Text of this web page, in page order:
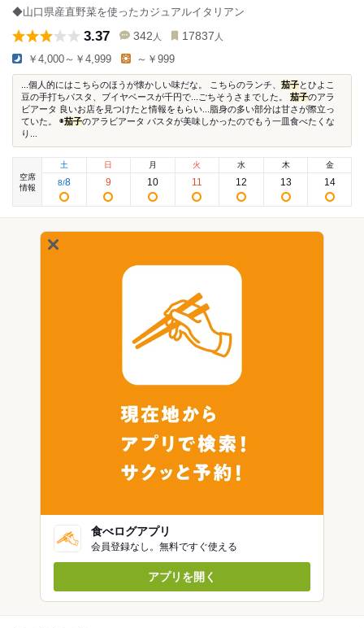
◆山口県産直野菜を使ったカジュアルイタリアン
3.37 342 人 17837 人
￥4,000～￥4,999 ～￥999
...個人的にはこちらのほうが懐かしい味だな。 こちらのランチ、 茄子とひよこ
豆の手打ちパスタ、ブイヤベースが千円で...ごちそうさまでした。 茄子のアラ
ビアータ 良いお店を見つけたと情報をもらい...脂身の多い部分は甘さが際立っ
ていた。 ◉茄子のアラビアータ パスタが美味しかったのでもう一皿食べたくな
り...
空席
情報
土
8/8
日
9
月
10
火
11
水
12
木
13
金
14
食べログアプリ
会員登録なし。無料ですぐ使える
アプリを開く